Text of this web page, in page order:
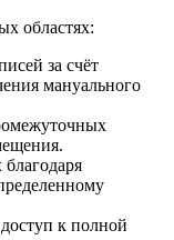
областях:
за счёт
мануального
к полной